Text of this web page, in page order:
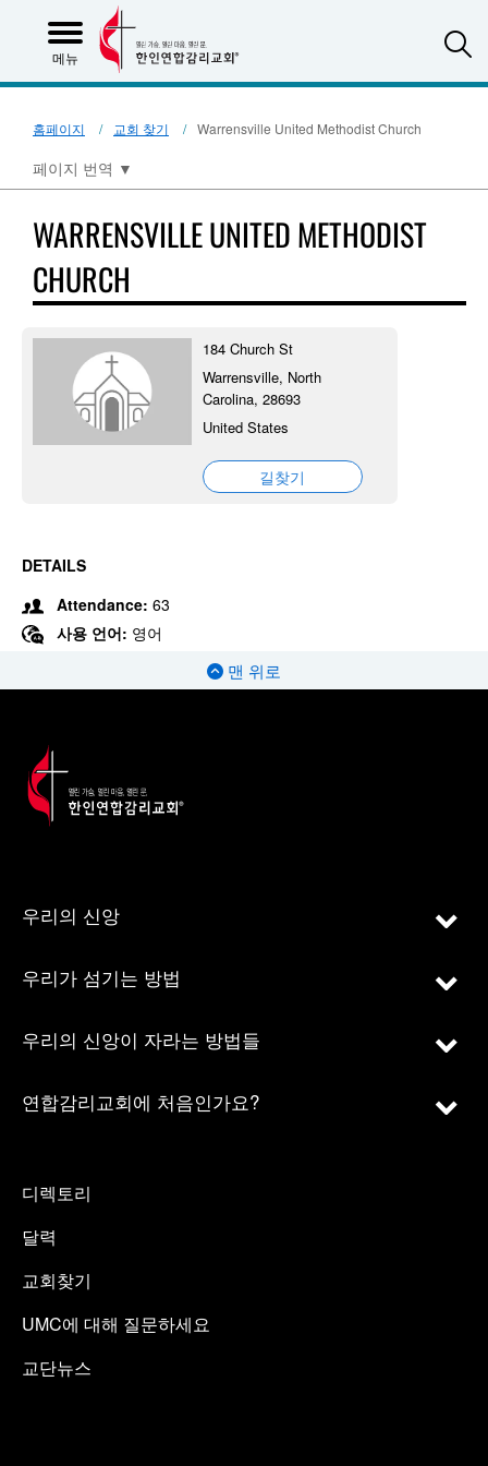
메뉴
홈페이지 교회 찾기 Warrensville United Methodist Church
페이지 번역 ▼
WARRENSVILLE UNITED METHODIST
CHURCH
184 Church St
Warrensville, North
Carolina, 28693
United States
길찾기
DETAILS
Attendance: 63
사용 언어: 영어
맨 위로
우리의 신앙
우리가 섬기는 방법
우리의 신앙이 자라는 방법들
연합감리교회에 처음인가요?
디렉토리
달력
교회찾기
UMC에 대해 질문하세요
교단뉴스